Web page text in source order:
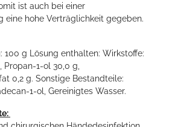
ist auch bei einer
eine hohe Verträglichkeit gegeben.
: 100 g Lösung enthalten: Wirkstoffe:
Propan-1-ol 30,0 g,
0,2 g. Sonstige Bestandteile:
1-ol, Gereinigtes Wasser.